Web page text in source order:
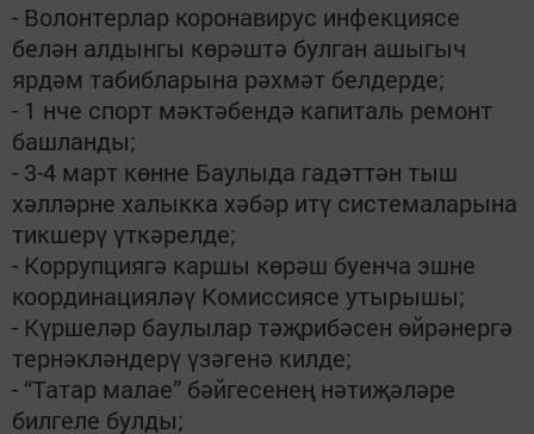
- Волонтерлар коронавирус инфекциясе
белән алдынгы көрәштә булган ашыгыч
ярдәм табибларына рәхмәт белдерде;
- 1 нче спорт мәктәбендә капиталь ремонт
башланды;
- 3-4 март көнне Баулыда гадәттән тыш
хәлләрне халыкка хәбәр итү системаларына
тикшерү үткәрелде;
- Коррупциягә каршы көрәш буенча эшне
координацияләү Комиссиясе утырышы;
- Күршеләр баулылар тәҗрибәсен өйрәнергә
тернәкләндерү үзәгенә килде;
- “Татар малае” бәйгесенең нәтиҗәләре
билгеле булды;